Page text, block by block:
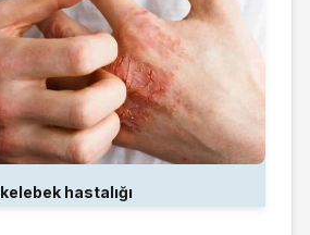
kelebek hastalığı